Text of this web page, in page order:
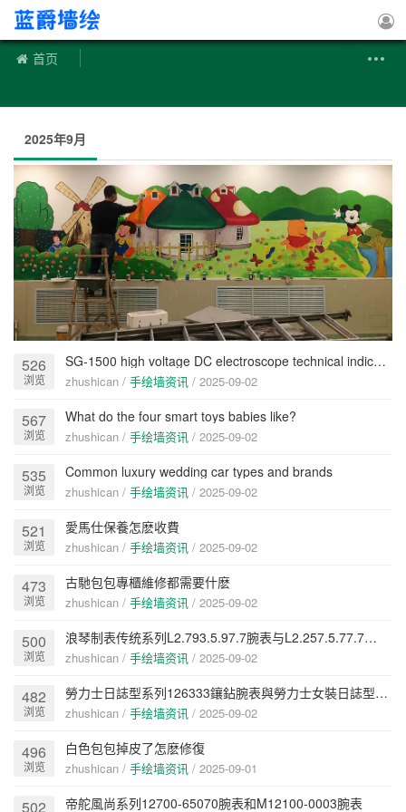
首页
2025年9月
526
浏览
SG-1500 high voltage DC electroscope technical indicators
zhushican / 手绘墙资讯 / 2025-09-02
567
浏览
What do the four smart toys babies like?
zhushican / 手绘墙资讯 / 2025-09-02
535
浏览
Common luxury wedding car types and brands
zhushican / 手绘墙资讯 / 2025-09-02
521
浏览
愛馬仕保養怎麽收費
zhushican / 手绘墙资讯 / 2025-09-02
473
浏览
古馳包包專櫃維修都需要什麽
zhushican / 手绘墙资讯 / 2025-09-02
500
浏览
浪琴制表传统系列L2.793.5.97.7腕表与L2.257.5.77.7腕表
zhushican / 手绘墙资讯 / 2025-09-02
482
浏览
勞力士日誌型系列126333鑲鉆腕表與勞力士女裝日誌型系列279173香檳色表盤腕表
zhushican / 手绘墙资讯 / 2025-09-02
496
浏览
​白色包包掉皮了怎麽修復
zhushican / 手绘墙资讯 / 2025-09-01
502 帝舵風尚系列12700-65070腕表和M12100-0003腕表